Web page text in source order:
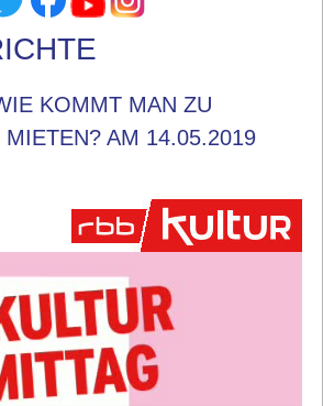
KOMMT MAN ZU
AM 14.05.2019